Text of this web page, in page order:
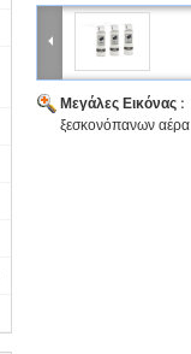
Μεγάλες Εικόνας :
ξεσκονόπανων αέρα